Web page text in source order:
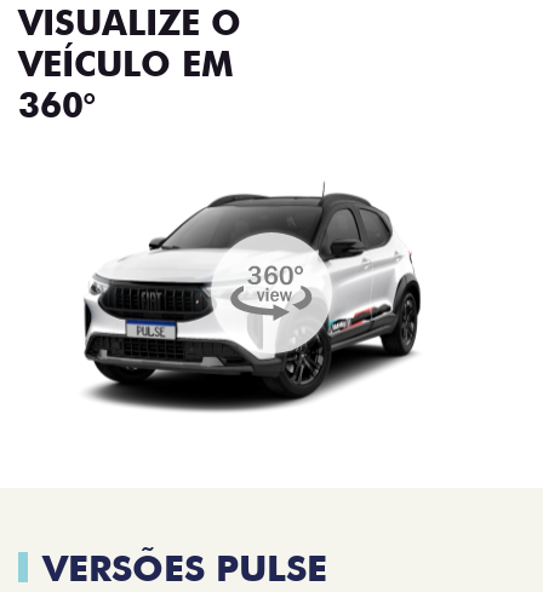
VISUALIZE O
VEÍCULO EM
360°
VERSÕES PULSE